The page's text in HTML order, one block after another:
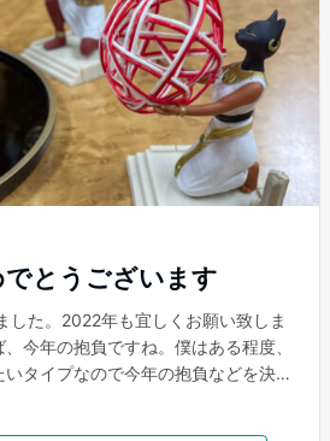
とうございます
した。2022年も宜しくお願い致しま
今年の抱負ですね。僕はある程度、
タイプなので今年の抱負などを決め
りになることは無いので」と仰って